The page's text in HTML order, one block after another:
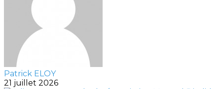
Patrick ELOY
21 juillet 2026